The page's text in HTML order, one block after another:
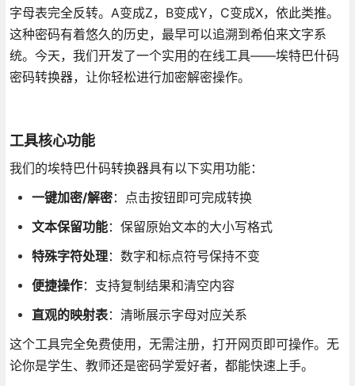
字母表完全反转。A变成Z，B变成Y，C变成X，依此类推。
这种密码有着悠久的历史，最早可以追溯到希伯来文字系
统。今天，我们开发了一个实用的在线工具——埃特巴什码
密码转换器，让你轻松进行加密解密操作。
工具核心功能
我们的埃特巴什码转换器具有以下实用功能：
一键加密/解密：点击按钮即可完成转换
文本保留功能：保留原始文本的大小写格式
特殊字符处理：数字和标点符号保持不变
便捷操作：支持复制结果和清空内容
直观的映射表：清晰展示字母对应关系
这个工具完全免费使用，无需注册，打开网页即可操作。无
论你是学生、教师还是密码学爱好者，都能快速上手。